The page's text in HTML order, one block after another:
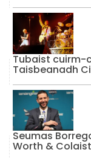
Tubaist cuirm-
Taisbeanadh
Seumas
Worth &